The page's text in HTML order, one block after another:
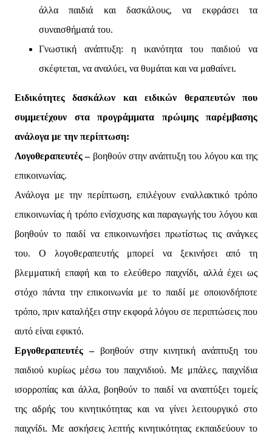
άλλα παιδιά και δασκάλους, να εκφράσει τα
συναισθήματά του.
Γνωστική ανάπτυξη: η ικανότητα του παιδιού να
σκέφτεται, να αναλύει, να θυμάται και να μαθαίνει.
Ειδικότητες δασκάλων και ειδικών θεραπευτών που
συμμετέχουν στα προγράμματα πρώιμης παρέμβασης
ανάλογα με την περίπτωση:
Λογοθεραπευτές –βοηθούν στην ανάπτυξη του λόγου και της
επικοινωνίας.
Ανάλογα με την περίπτωση, επιλέγουν εναλλακτικό τρόπο
επικοινωνίας ή τρόπο ενίσχυσης και παραγωγής του λόγου και
βοηθούν το παιδί να επικοινωνήσει πρωτίστως τις ανάγκες
του. Ο λογοθεραπευτής μπορεί να ξεκινήσει από τη
βλεμματική επαφή και το ελεύθερο παιχνίδι, αλλά έχει ως
στόχο πάντα την επικοινωνία με το παιδί με οποιονδήποτε
τρόπο, πριν καταλήξει στην εκφορά λόγου σε περιπτώσεις που
αυτό είναι εφικτό.
Εργοθεραπευτές –βοηθούν στην κινητική ανάπτυξη του
παιδιού κυρίως μέσω του παιχνιδιού. Με μπάλες, παιχνίδια
ισορροπίας και άλλα, βοηθούν το παιδί να αναπτύξει τομείς
της αδρής του κινητικότητας και να γίνει λειτουργικό στο
παιχνίδι. Με ασκήσεις λεπτής κινητικότητας εκπαιδεύουν το